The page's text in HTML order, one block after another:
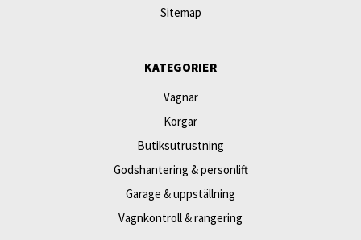
Sitemap
KATEGORIER
Vagnar
Korgar
Butiksutrustning
Godshantering & personlift
Garage & uppställning
Vagnkontroll & rangering